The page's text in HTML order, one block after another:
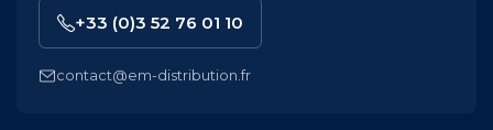
+33 (0)3 52 76 01 10
contact@em-distribution.fr